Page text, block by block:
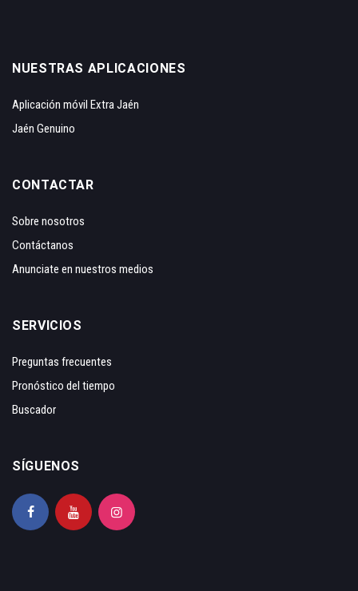
NUESTRAS APLICACIONES
Aplicación móvil Extra Jaén
Jaén Genuino
CONTACTAR
Sobre nosotros
Contáctanos
Anunciate en nuestros medios
SERVICIOS
Preguntas frecuentes
Pronóstico del tiempo
Buscador
SÍGUENOS